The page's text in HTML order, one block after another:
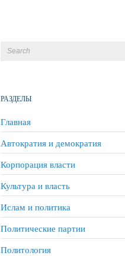
РАЗДЕЛЫ
Главная
Автократия и демократия
Корпорация власти
Культура и власть
Ислам и политика
Политические партии
Политология